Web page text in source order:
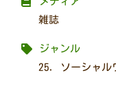
雑誌
ジャンル
25. ソーシャル